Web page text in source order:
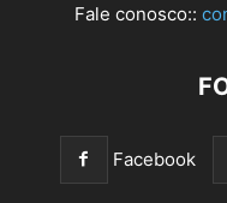
Fale conosco::
Facebook